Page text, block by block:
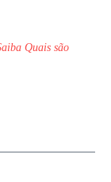
Quais são